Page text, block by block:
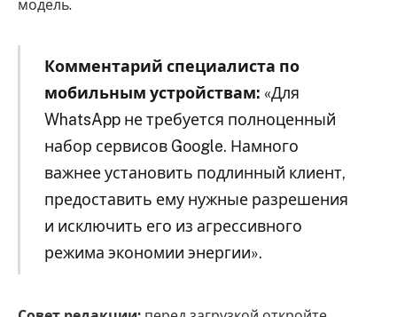
модель.
Комментарий специалиста по
мобильным устройствам: «Для
WhatsApp не требуется полноценный
набор сервисов Google. Намного
важнее установить подлинный клиент,
предоставить ему нужные разрешения
и исключить его из агрессивного
режима экономии энергии».